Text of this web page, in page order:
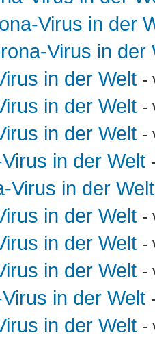
Virus in der
Virus in der
in der Welt -
in der Welt -
in der Welt -
in der Welt
Virus in der Welt
in der Welt -
in der Welt -
in der Welt -
in der Welt
in der Welt -